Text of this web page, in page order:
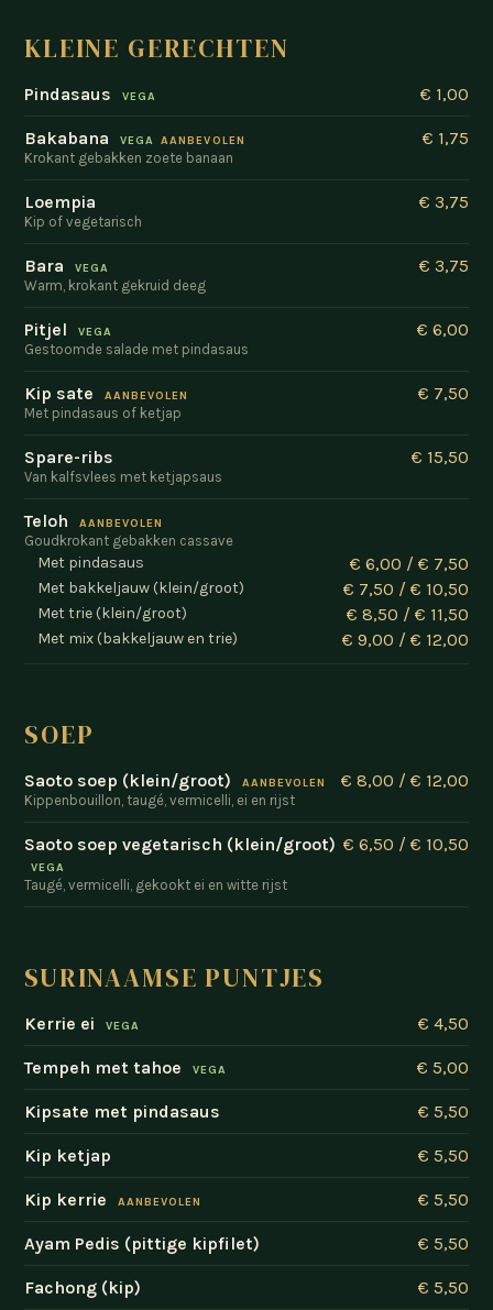
KLEINE GERECHTEN
Pindasaus VEGA € 1,00
Bakabana VEGA AANBEVOLEN € 1,75
Krokant gebakken zoete banaan
Loempia € 3,75
Kip of vegetarisch
Bara VEGA € 3,75
Warm, krokant gekruid deeg
Pitjel VEGA € 6,00
Gestoomde salade met pindasaus
Kip sate AANBEVOLEN € 7,50
Met pindasaus of ketjap
Spare-ribs € 15,50
Van kalfsvlees met ketjapsaus
Teloh AANBEVOLEN
Goudkrokant gebakken cassave
Met pindasaus € 6,00 / € 7,50
Met bakkeljauw (klein/groot) € 7,50 / € 10,50
Met trie (klein/groot) € 8,50 / € 11,50
Met mix (bakkeljauw en trie) € 9,00 / € 12,00
SOEP
Saoto soep (klein/groot) AANBEVOLEN € 8,00 / € 12,00
Kippenbouillon, taugé, vermicelli, ei en rijst
Saoto soep vegetarisch (klein/groot)
VEGA
€ 6,50 / € 10,50
Taugé, vermicelli, gekookt ei en witte rijst
SURINAAMSE PUNTJES
Kerrie ei VEGA € 4,50
Tempeh met tahoe VEGA € 5,00
Kipsate met pindasaus € 5,50
Kip ketjap € 5,50
Kip kerrie AANBEVOLEN € 5,50
Ayam Pedis (pittige kipfilet) € 5,50
Fachong (kip) € 5,50